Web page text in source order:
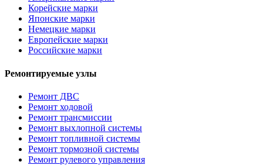
Корейские марки
Японские марки
Немецкие марки
Европейские марки
Российские марки
Ремонтируемые узлы
Ремонт ДВС
Ремонт ходовой
Ремонт трансмиссии
Ремонт выхлопной системы
Ремонт топливной системы
Ремонт тормозной системы
Ремонт рулевого управления